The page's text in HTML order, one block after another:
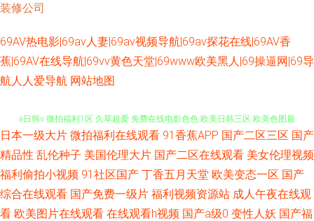
装修公司
69AV热电影|69av人妻|69av视频导航|69av探花在线|69AV香
蕉|69AV在线导航|69vv黄色天堂|69www欧美黑人|69操逼网|69导
航人人爱导航 网站地图
新网址 日本爱爱片 日韩无码操逼网址 五月天黄色网 成人剧场网址 国产禁品
无遮挡 激情四射影院 青青操逼视频 香蕉伊人久操 伊人成人版 超碰在线五月
久久豆花视频18 人妻操操 日韩美123区 天美传媒69成人 在线电影黄色 97国
日本一级大片 微拍福利在线观看 91香蕉APP 国产二区三区 国产
精品性 乱伦种子 美国伦理大片 国产二区在线观看 美女伦理视频
福利偷拍小视频 91社区国产 丁香五月天堂 欧美变态一区 国产
综合在线观看 国产免费一级片 福利视频资源站 成人午夜在线观
看 欧美图片在线观看 在线观看h视频 国产a级0 变性人妖 国产福